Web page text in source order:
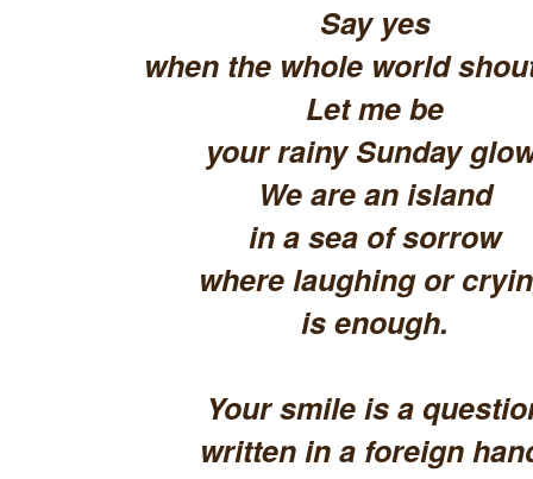
Say yes
when the whole world
Let me be
your rainy Sunday
We are an island
in a sea of sorrow
where laughing or
is enough.
Your smile is a
written in a foreign